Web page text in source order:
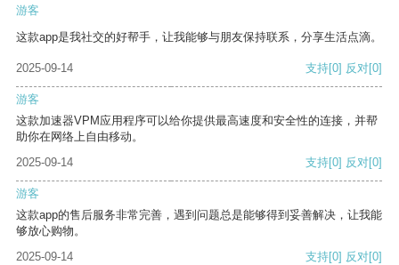
游客
这款app是我社交的好帮手，让我能够与朋友保持联系，分享生活点滴。
2025-09-14 支持[0] 反对[0]
游客
这款加速器VPM应用程序可以给你提供最高速度和安全性的连接，并帮
助你在网络上自由移动。
2025-09-14
支持[0] 反对[0]
游客
这款app的售后服务非常完善，遇到问题总是能够得到妥善解决，让我能
够放心购物。
2025-09-14
支持[0] 反对[0]